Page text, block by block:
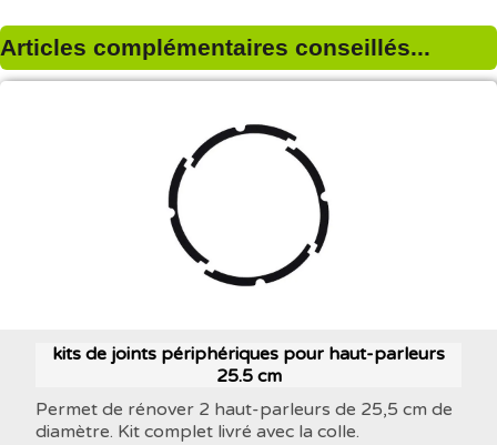
Articles complémentaires conseillés...
kits de joints périphériques pour haut-parleurs
25.5 cm
Permet de rénover 2 haut-parleurs de 25,5 cm de
diamètre. Kit complet livré avec la colle.